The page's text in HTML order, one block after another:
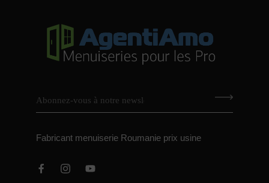
Fabricant menuiserie Roumanie prix usine